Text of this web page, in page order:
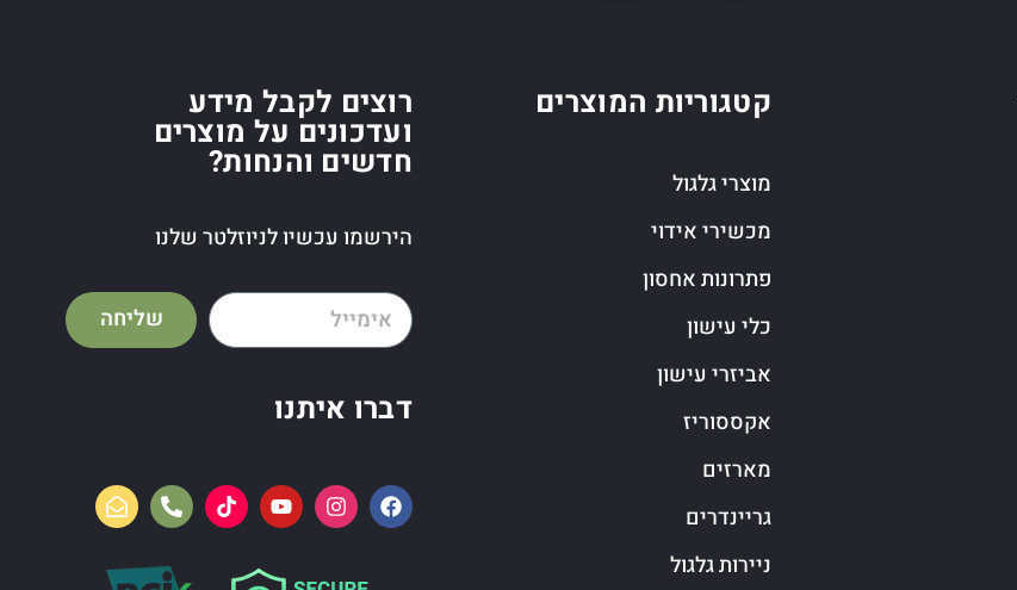
קטגוריות המוצרים
מוצרי גלגול
מכשירי אידוי
פתרונות אחסון
כלי עישון
אביזרי עישון
אקססוריז
מארזים
גריינדרים
ניירות גלגול
רוצים לקבל מידע
ועדכונים על מוצרים
חדשים והנחות?
הירשמו עכשיו לניוזלטר שלנו
שליחה
דברו איתנו